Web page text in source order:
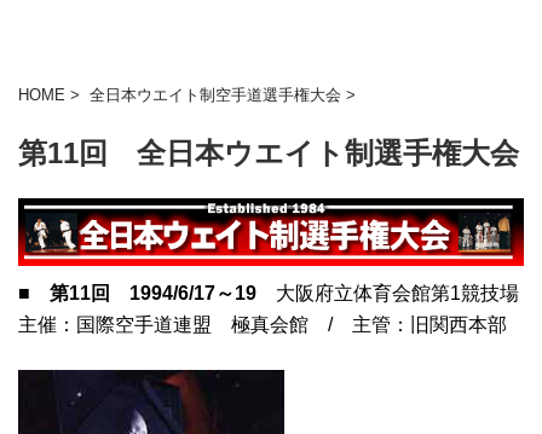
HOME > 全日本ウエイト制空手道選手権大会 >
第11回 全日本ウエイト制選手権大会
■ 第11回 1994/6/17～19 大阪府立体育会館第1競技場
主催：国際空手道連盟 極真会館 / 主管：旧関西本部